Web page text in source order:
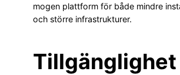
mogen plattform för både mindre
och större infrastrukturer.
Tillgänglighet